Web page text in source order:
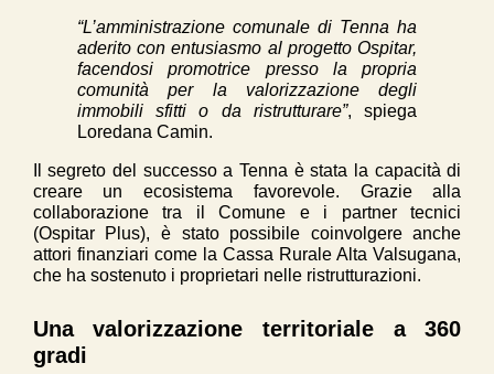
“L’amministrazione comunale di Tenna ha
aderito con entusiasmo al progetto Ospitar,
facendosi promotrice presso la propria
comunità per la valorizzazione degli
immobili sfitti o da ristrutturare”, spiega
Loredana Camin.
Il segreto del successo a Tenna è stata la capacità di
creare un ecosistema favorevole. Grazie alla
collaborazione tra il Comune e i partner tecnici
(Ospitar Plus), è stato possibile coinvolgere anche
attori finanziari come la Cassa Rurale Alta Valsugana,
che ha sostenuto i proprietari nelle ristrutturazioni.
Una valorizzazione territoriale a 360
gradi